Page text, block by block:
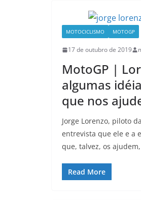
MOTOCICLISMO MOTOGP
17 de outubro de 2019
MotoGP |
algumas
que nos
Jorge Lorenzo, piloto
entrevista que ele e a
que, talvez, os ajudem,
Read More